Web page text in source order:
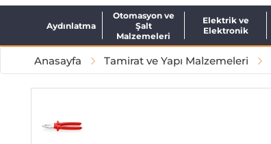
Aydınlatma
Otomasyon ve
Şalt
Malzemeleri
Elektrik ve
Elektronik
Anasayfa Tamirat ve Yapı Malzemeleri